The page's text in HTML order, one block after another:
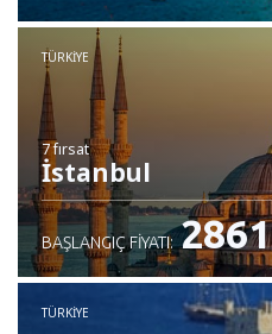
TÜRKIYE
7 fırsat
İstanbul
BAŞLANGIÇ FIYATI: 2861
TÜRKIYE